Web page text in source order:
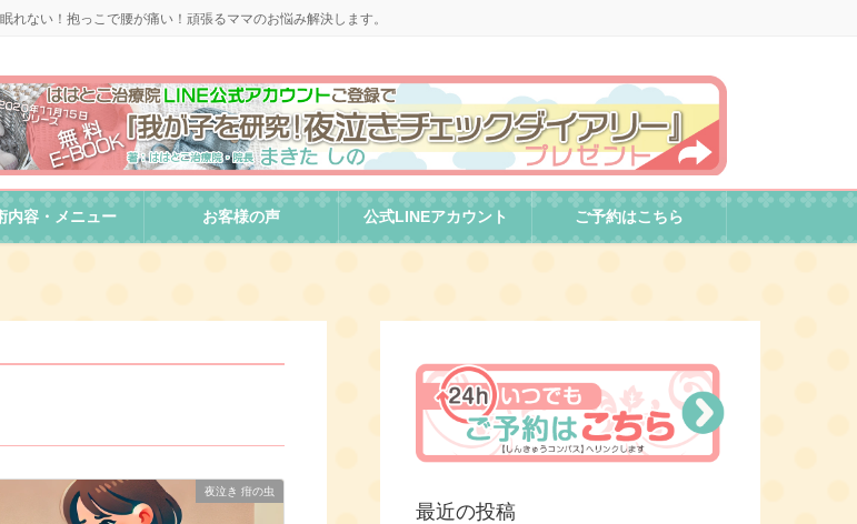
ない！抱っこで腰が痛い！頑張るママのお悩み解決します。
内容・メニュー お客様の声 公式LINEアカウント ご予約はこちら
夜泣き 疳の虫
最近の投稿